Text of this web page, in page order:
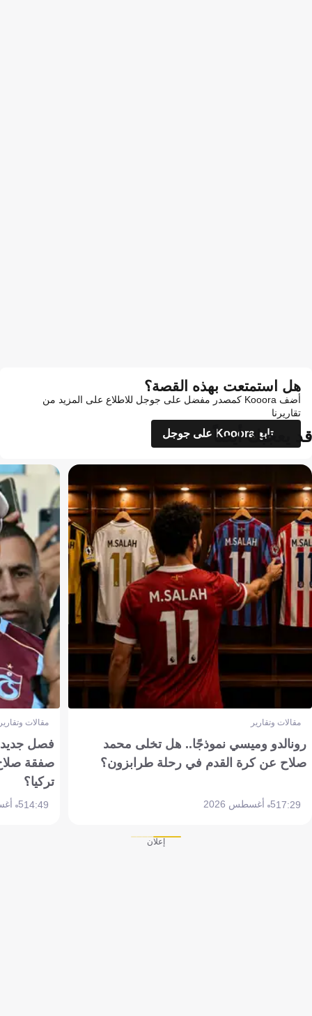
هل استمتعت بهذه القصة؟
أضف Kooora كمصدر مفضل على جوجل للاطلاع على المزيد من
تقاريرنا
تابع Kooora على جوجل
قد يعجبك أيضاً
مقالات وتقارير
رونالدو وميسي نموذجًا.. هل تخلى محمد
صلاح عن كرة القدم في رحلة طرابزون؟
17:295 أغسطس 2026
مقالات
فصل جديد
صفقة
تركيا؟
14:495 أغسطس 2026
إعلان